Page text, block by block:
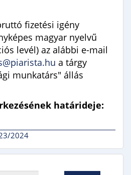
fizetési igény
magyar nyelvű
levél) az alábbi e-mail
a tárgy
munkatárs" állás
határideje:
2024